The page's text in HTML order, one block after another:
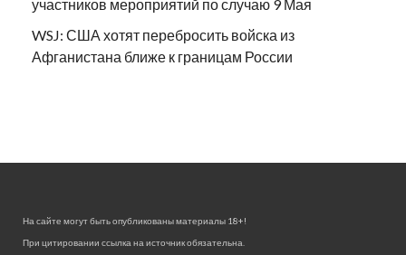
участников мероприятий по случаю 9 Мая
WSJ: США хотят перебросить войска из
Афганистана ближе к границам России
На сайте могут быть опубликованы материалы 18+!
При цитировании ссылка на источник обязательна.